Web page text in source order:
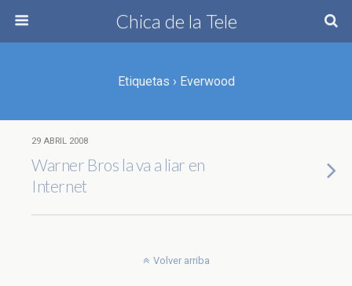
Chica de la Tele
Etiquetas › Everwood
29 ABRIL 2008
Warner Bros la va a liar en
Internet
Volver arriba